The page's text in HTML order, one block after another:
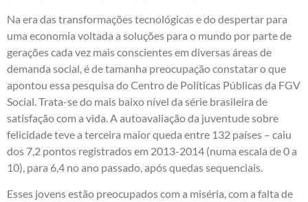
Na era das transformações tecnológicas e do despertar para
uma economia voltada a soluções para o mundo por parte de
gerações cada vez mais conscientes em diversas áreas de
demanda social, é de tamanha preocupação constatar o que
apontou essa pesquisa do Centro de Políticas Públicas da FGV
Social. Trata-se do mais baixo nível da série brasileira de
satisfação com a vida. A autoavaliação da juventude sobre
felicidade teve a terceira maior queda entre 132 países – caiu
dos 7,2 pontos registrados em 2013-2014 (numa escala de 0 a
10), para 6,4 no ano passado, após quedas sequenciais.
Esses jovens estão preocupados com a miséria, com a falta de